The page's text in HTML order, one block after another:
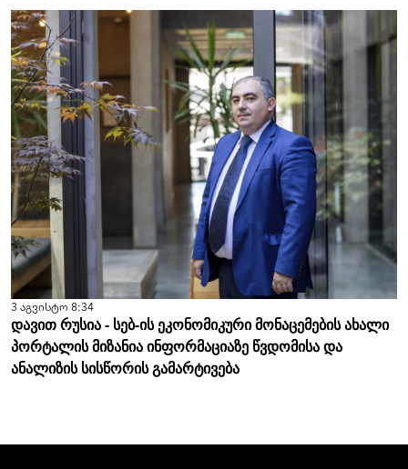
3 აგვისტო 8:34
დავით რუსია - სებ-ის ეკონომიკური მონაცემების ახალი
პორტალის მიზანია ინფორმაციაზე წვდომისა და
ანალიზის სისწორის გამარტივება